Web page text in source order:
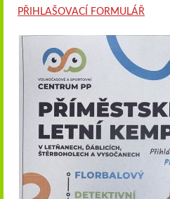
PŘIHLAŠOVACÍ FORMULÁŘ